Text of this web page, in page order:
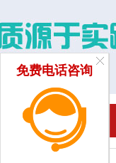
学校简介
免费电话咨询